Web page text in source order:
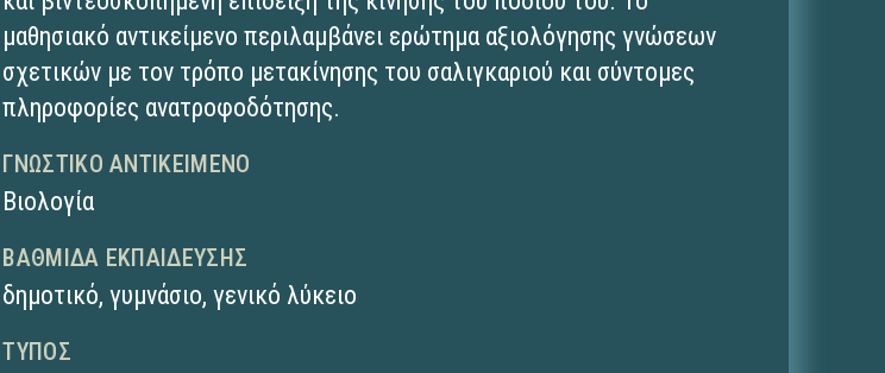
μαθησιακό αντικείμενο περιλαμβάνει ερώτημα αξιολόγησης γνώσεων
σχετικών με τον τρόπο μετακίνησης του σαλιγκαριού και σύντομες
πληροφορίες ανατροφοδότησης.
ΓΝΩΣΤΙΚΌ ΑΝΤΙΚΕΊΜΕΝΟ
Βιολογία
ΒΑΘΜΊΔΑ ΕΚΠΑΊΔΕΥΣΗΣ
δημοτικό,γυμνάσιο,γενικό λύκειο
ΤΎΠΟΣ